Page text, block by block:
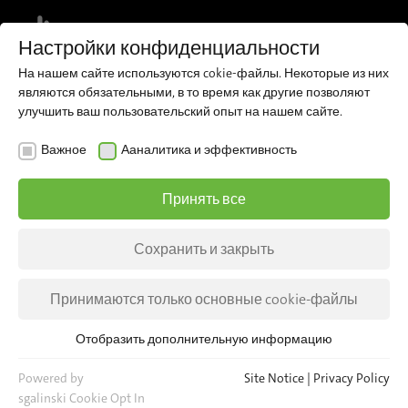
Транспортные
предприятия в
Невшателе
Осенью 2011 года парк одного из
оборудован новыми датчиками IRMA MATRIX.
Настройки конфиденциальности
На нашем сайте используются cokie-файлы. Некоторые из них
являются обязательными, в то время как другие позволяют
улучшить ваш пользовательский опыт на нашем сайте.
Важное Ааналитика и эффективность
Принять все
Сохранить и закрыть
Принимаются только основные cookie-файлы
Важное
Для основных функций веб-сайта необходимы основные
cookie-файлы. Это гарантирует, что веб-сайт будет
Отобразить дополнительную информацию
Powered by
sgalinski Cookie Opt In
Site Notice | Privacy Policy